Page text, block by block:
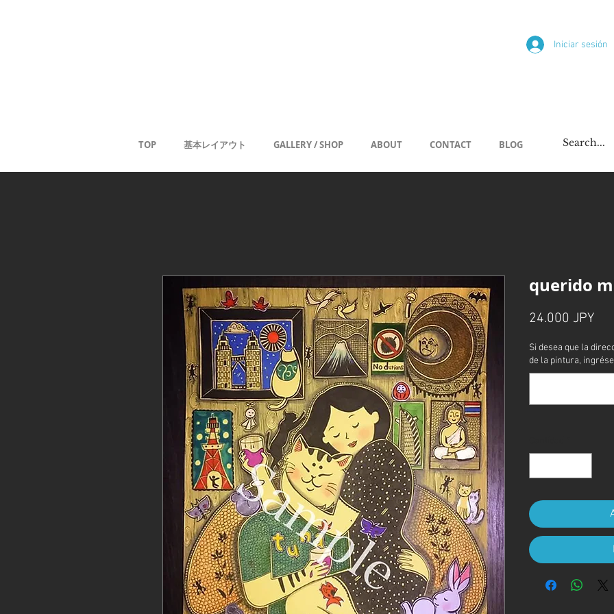
Iniciar sesión
TOP 基本レイアウト GALLERY / SHOP ABOUT CONTACT BLOG
querido
24.000 JPY
Si desea que la
de la pintura,